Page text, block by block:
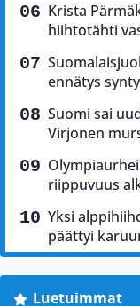
Krista
hiihtotähti
ennätys
Suomi sai
Virjonen
riippuvuus
Yksi
päättyi
Luetuimmat